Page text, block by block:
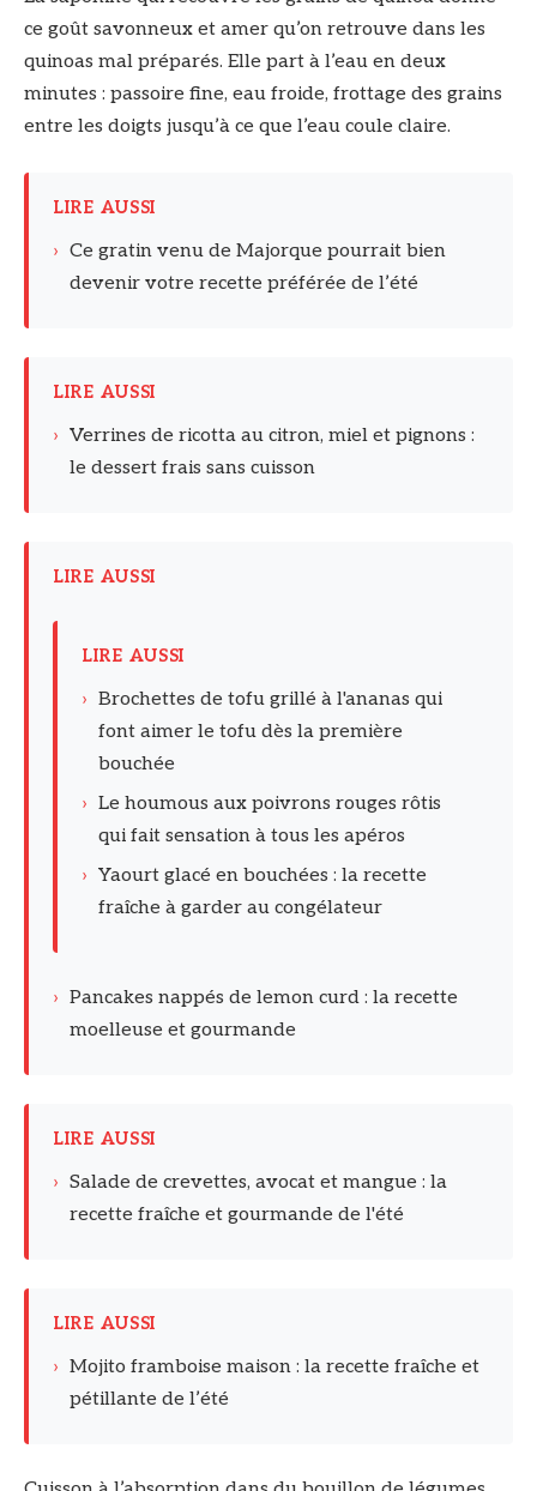
ce goût savonneux et amer qu’on retrouve dans les
quinoas mal préparés. Elle part à l’eau en deux
minutes : passoire fine, eau froide, frottage des grains
entre les doigts jusqu’à ce que l’eau coule claire.
LIRE AUSSI
› Ce gratin venu de Majorque pourrait bien
devenir votre recette préférée de l’été
LIRE AUSSI
› Verrines de ricotta au citron, miel et pignons :
le dessert frais sans cuisson
LIRE AUSSI
LIRE AUSSI
› Brochettes de tofu grillé à l'ananas qui
font aimer le tofu dès la première
bouchée
› Le houmous aux poivrons rouges rôtis
qui fait sensation à tous les apéros
› Yaourt glacé en bouchées : la recette
fraîche à garder au congélateur
› Pancakes nappés de lemon curd : la recette
moelleuse et gourmande
LIRE AUSSI
› Salade de crevettes, avocat et mangue : la
recette fraîche et gourmande de l'été
LIRE AUSSI
› Mojito framboise maison : la recette fraîche et
pétillante de l’été